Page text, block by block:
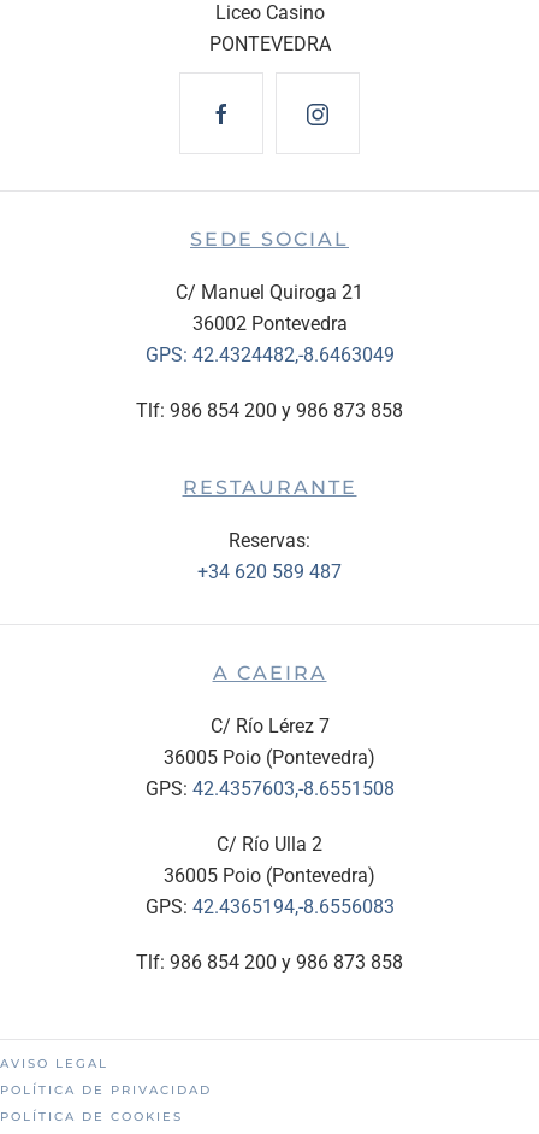
Liceo Casino
PONTEVEDRA
SEDE SOCIAL
C/ Manuel Quiroga 21
36002 Pontevedra
GPS: 42.4324482,-8.6463049
Tlf: 986 854 200 y 986 873 858
RESTAURANTE
Reservas:
+34 620 589 487
A CAEIRA
C/ Río Lérez 7
36005 Poio (Pontevedra)
GPS: 42.4357603,-8.6551508
C/ Río Ulla 2
36005 Poio (Pontevedra)
GPS: 42.4365194,-8.6556083
Tlf: 986 854 200 y 986 873 858
AVISO LEGAL
POLÍTICA DE PRIVACIDAD
POLÍTICA DE COOKIES